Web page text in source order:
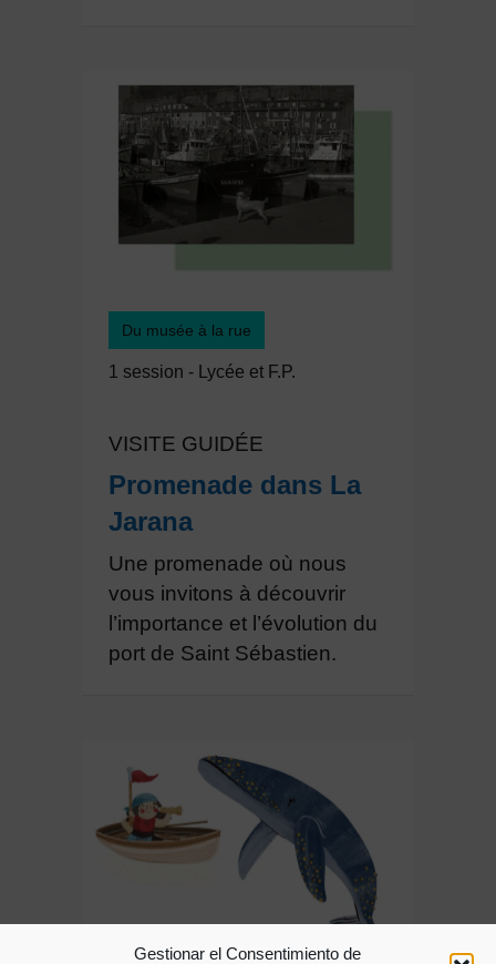
Gestionar el Consentimiento de
Du musée à la rue
1 session - Lycée et F.P.
VISITE GUIDÉE
Promenade dans La
Jarana
Une promenade où nous
vous invitons à découvrir
l’importance et l’évolution du
port de Saint Sébastien.